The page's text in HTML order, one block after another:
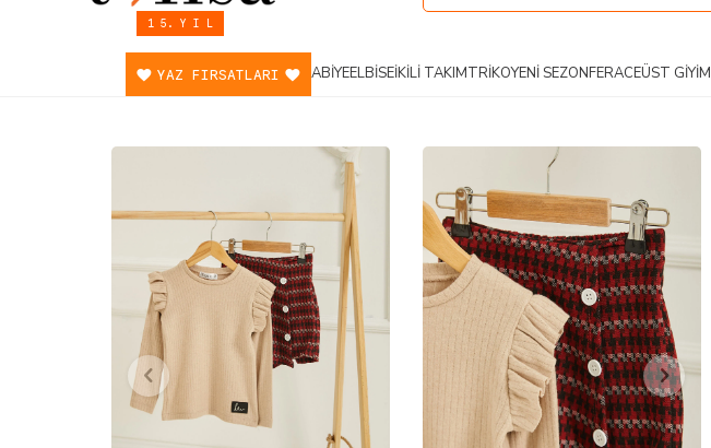
1 5. Y I L
YAZ FIRSATLARI ABIYEELBISEİKILI TAKIMTRIKOYENI SEZONFERACEÜST GIYIM